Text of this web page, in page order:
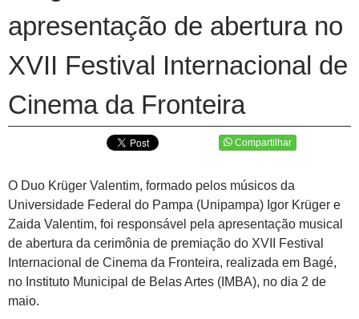
apresentação de abertura no
XVII Festival Internacional de
Cinema da Fronteira
Compartilhar
O Duo Krüger Valentim, formado pelos músicos da
Universidade Federal do Pampa (Unipampa) Igor Krüger e
Zaida Valentim, foi responsável pela apresentação musical
de abertura da cerimônia de premiação do XVII Festival
Internacional de Cinema da Fronteira, realizada em Bagé,
no Instituto Municipal de Belas Artes (IMBA), no dia 2 de
maio.